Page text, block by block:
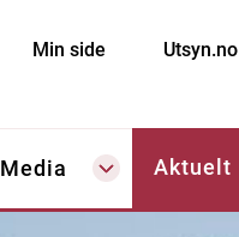
Min side Utsyn.no
Media Aktuelt